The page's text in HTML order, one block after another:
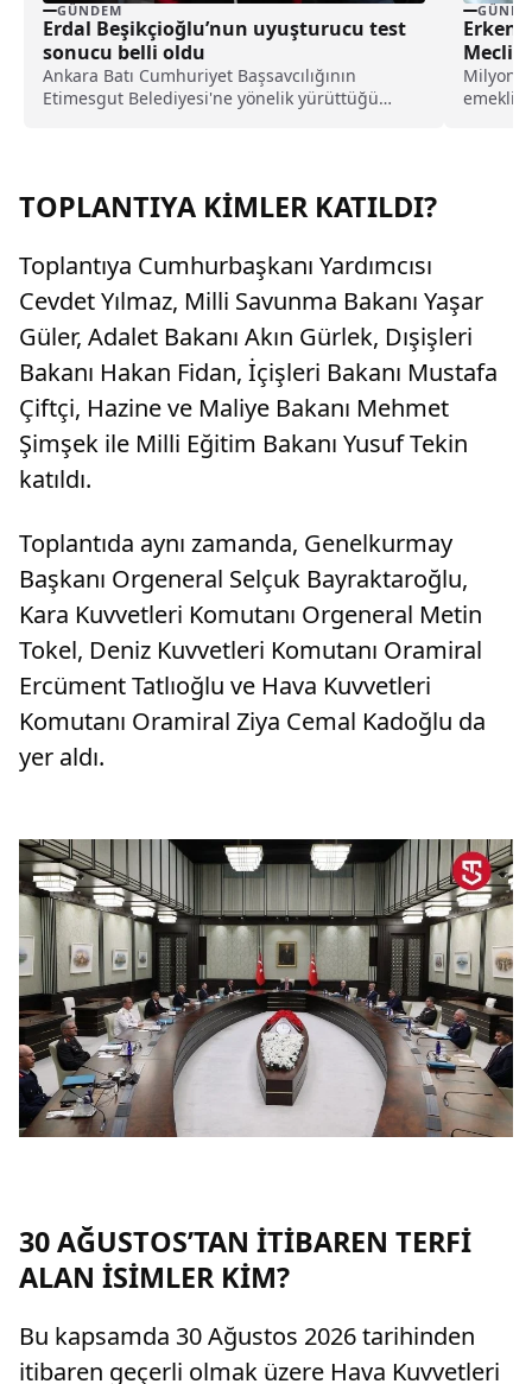
GÜNDEM
Erdal Beşikçioğlu’nun uyuşturucu test
sonucu belli oldu
Ankara Batı Cumhuriyet Başsavcılığının
Etimesgut Belediyesi'ne yönelik yürüttüğü
uyuşturucu testinin pozitif çıktığı ifade edildi.
Erken
TOPLANTIYA KİMLER KATILDI?
Toplantıya Cumhurbaşkanı Yardımcısı
Cevdet Yılmaz, Milli Savunma Bakanı Yaşar
Güler, Adalet Bakanı Akın Gürlek, Dışişleri
Bakanı Hakan Fidan, İçişleri Bakanı Mustafa
Çiftçi, Hazine ve Maliye Bakanı Mehmet
Şimşek ile Milli Eğitim Bakanı Yusuf Tekin
katıldı.
Toplantıda aynı zamanda, Genelkurmay
Başkanı Orgeneral Selçuk Bayraktaroğlu,
Kara Kuvvetleri Komutanı Orgeneral Metin
Tokel, Deniz Kuvvetleri Komutanı Oramiral
Ercüment Tatlıoğlu ve Hava Kuvvetleri
Komutanı Oramiral Ziya Cemal Kadoğlu da
yer aldı.
30 AĞUSTOS’TAN İTİBAREN TERFİ
ALAN İSİMLER KİM?
Bu kapsamda 30 Ağustos 2026 tarihinden
itibaren geçerli olmak üzere Hava Kuvvetleri